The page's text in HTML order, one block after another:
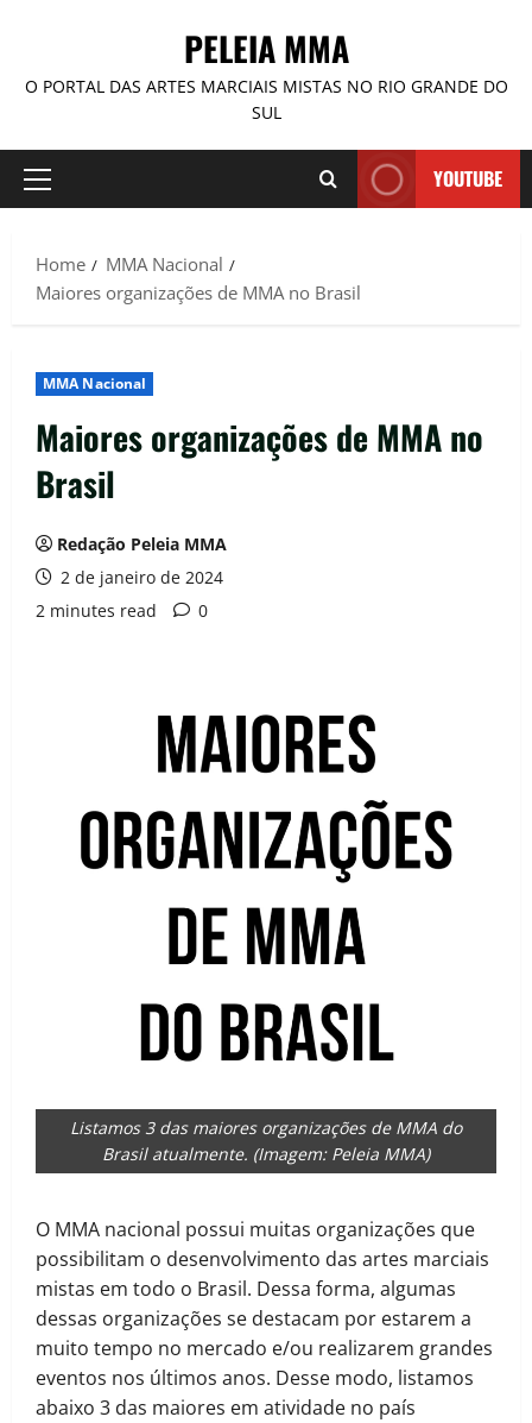
PELEIA MMA
O PORTAL DAS ARTES MARCIAIS MISTAS NO RIO GRANDE DO
SUL
YOUTUBE
Home
MMA Nacional
Maiores organizações de MMA no Brasil
MMA Nacional
Maiores organizações de MMA no
Brasil
Redação Peleia MMA
2 de janeiro de 2024
2 minutes read
0
Listamos 3 das maiores organizações de MMA do
Brasil atualmente. (Imagem: Peleia MMA)
O MMA nacional possui muitas organizações que
possibilitam o desenvolvimento das artes marciais
mistas em todo o Brasil. Dessa forma, algumas
dessas organizações se destacam por estarem a
muito tempo no mercado e/ou realizarem grandes
eventos nos últimos anos. Desse modo, listamos
abaixo 3 das maiores em atividade no país